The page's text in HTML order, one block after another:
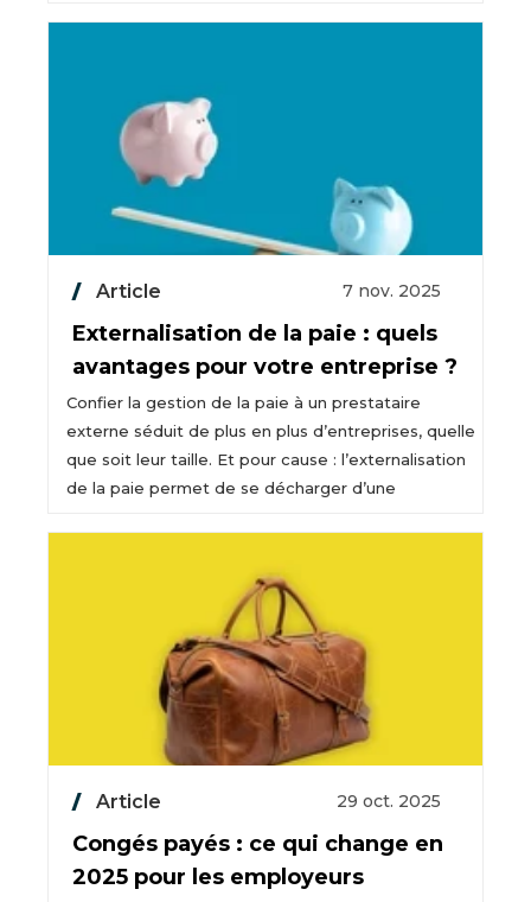
Article 7 nov. 2025
Externalisation de la paie : quels
avantages pour votre entreprise ?
Confier la gestion de la paie à un prestataire
externe séduit de plus en plus d’entreprises, quelle
que soit leur taille. Et pour cause : l’externalisation
de la paie permet de se décharger d’une
Article 29 oct. 2025
Congés payés : ce qui change en
2025 pour les employeurs